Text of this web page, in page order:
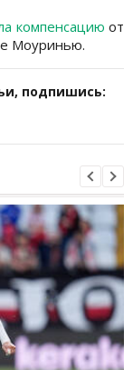
компенсацию от
Моуринью.
подпишись: